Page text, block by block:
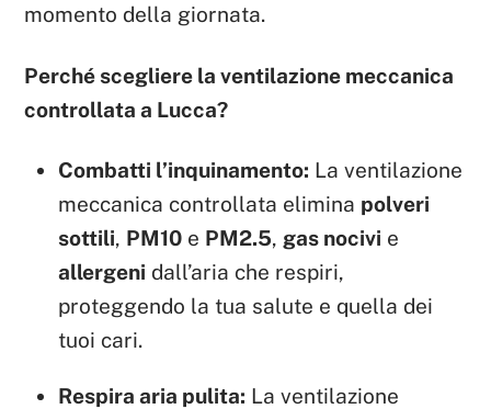
momento della giornata.
Perché scegliere la ventilazione meccanica
controllata a Lucca?
Combatti l’inquinamento: La ventilazione
meccanica controllata elimina polveri
sottili, PM10 e PM2.5, gas nocivi e
allergeni dall’aria che respiri,
proteggendo la tua salute e quella dei
tuoi cari.
Respira aria pulita: La ventilazione